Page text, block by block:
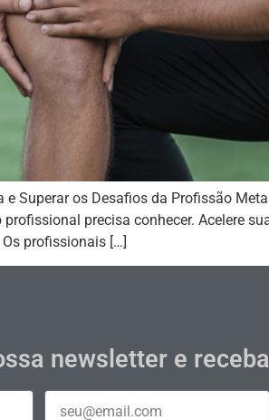
Superar os Desafios da Profissão
precisa conhecer. Acelere
profissionais […]
newsletter e